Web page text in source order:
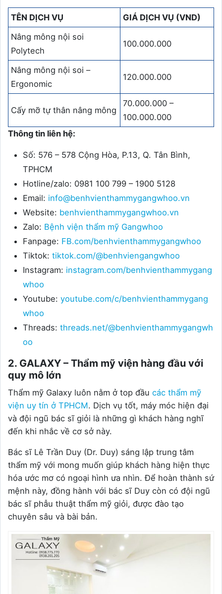
TÊN DỊCH VỤ
GIÁ DỊCH VỤ (VND)
Nâng mông nội soi
Polytech
100.000.000
Nâng mông nội soi –
Ergonomic
120.000.000
Cấy mỡ tự thân nâng mông
70.000.000 –
100.000.000
Thông tin liên hệ:
Số: 576 – 578 Cộng Hòa, P.13, Q. Tân Bình,
TPHCM
Hotline/zalo: 0981 100 799 – 1900 5128
Email: info@benhvienthammygangwhoo.vn
Website: benhvienthammygangwhoo.vn
Zalo: Bệnh viện thẩm mỹ Gangwhoo
Fanpage: FB.com/benhvienthammygangwhoo
Tiktok: tiktok.com/@benhviengangwhoo
Instagram: instagram.com/benhvienthammygang
whoo
Youtube: youtube.com/c/benhvienthammygang
whoo
Threads: threads.net/@benhvienthammygangwh
oo
2. GALAXY – Thẩm mỹ viện hàng đầu với
quy mô lớn
Thẩm mỹ Galaxy luôn nằm ở top đầu các thẩm mỹ
viện uy tín ở TPHCM. Dịch vụ tốt, máy móc hiện đại
và đội ngũ bác sĩ giỏi là những gì khách hàng nghĩ
đến khi nhắc về cơ sở này.
Bác sĩ Lê Trần Duy (Dr. Duy) sáng lập trung tâm
thẩm mỹ với mong muốn giúp khách hàng hiện thực
hóa ước mơ có ngoại hình ưa nhìn. Để hoàn thành sứ
mệnh này, đồng hành với bác sĩ Duy còn có đội ngũ
bác sĩ phẫu thuật thẩm mỹ giỏi, được đào tạo
chuyên sâu và bài bản.